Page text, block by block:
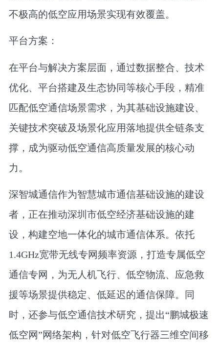
不极高的低空应用场景实现有效覆盖。
平台方案：
在平台与解决方案层面，通过数据整合、技术
优化、平台搭建及生态协同等核心手段，精准
匹配低空通信场景需求，为其基础设施建设、
关键技术突破及场景化应用落地提供全链条支
撑，成为驱动低空通信高质量发展的核心动
力。
深智城通信作为智慧城市通信基础设施的建设
者，正在推动深圳市低空经济基础设施的建
设，构建空地一体化的城市通信体系。 依托
1.4GHz宽带无线专网频率资源，打造专属低空
通信专网 ，为无人机飞行、低空物流、应急救
援等场景提供稳定、低延迟的通信保障。同
时，还参与低空通信技术研究，提出“鹏城极速
低空网”网络架构 ，针对低空飞行器三维空间移